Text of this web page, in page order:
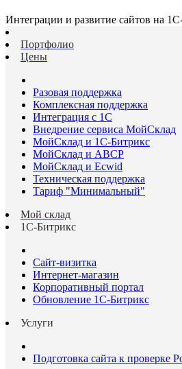
Интеграции и развитие сайтов на
Портфолио
Цены
Разовая поддержка
Комплексная поддержка
Интеграция с 1С
Внедрение сервиса МойСклад
МойСклад и 1С-Битрикс
МойСклад и ABCP
МойСклад и Ecwid
Техническая поддержка
Тариф "Минимальный"
Мой склад
1С-Битрикс
Сайт-визитка
Интернет-магазин
Корпоративный портал
Обновление 1С-Битрикс
Услуги
Подготовка сайта к проверке